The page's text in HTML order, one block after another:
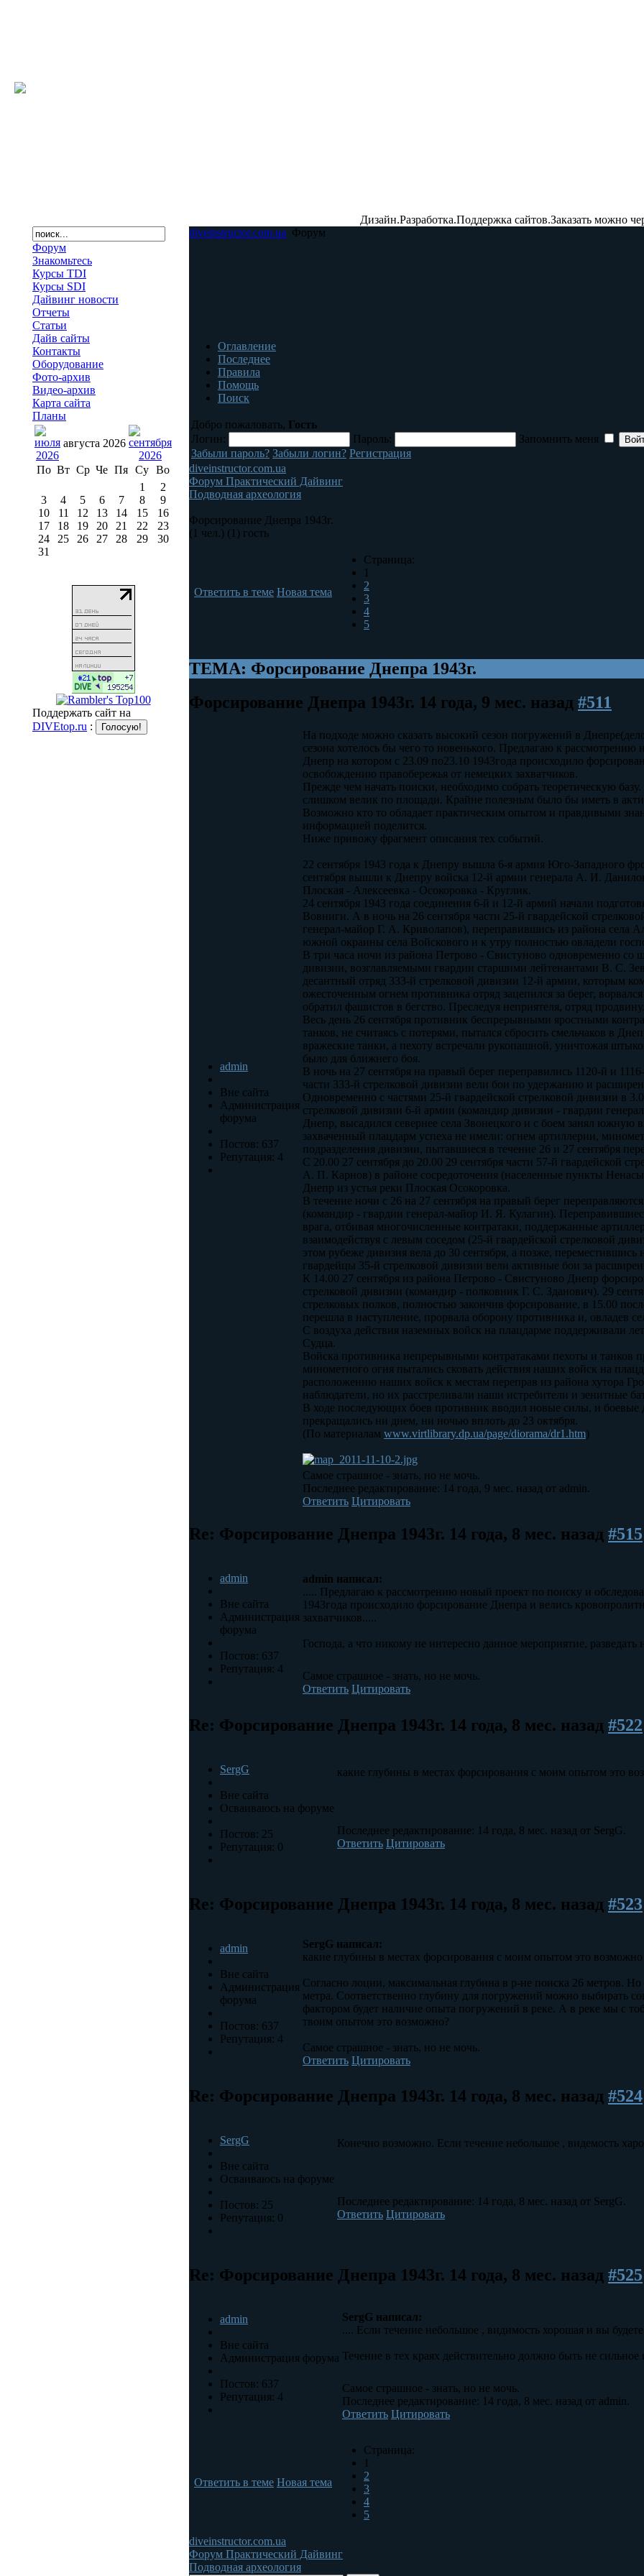
Форум
Знакомьтесь
Курсы TDI
Курсы SDI
Дайвинг новости
Отчеты
Статьи
Дайв сайты
Контакты
Оборудование
Фото-архив
Видео-архив
Карта сайта
Планы
августа 2026
По Вт Ср Че Пя Су Во
1
2
3
4 5 6 7 8
9
10
11 12 13 14 15
16
17
18 19 20 21 22
23
24
25 26 27 28 29
30
31
Поддержать сайт на
DIVEtop.ru :
Дизайн.Разработка.Поддержка сайтов.Заказать можно
diveinstructor.com.ua Форум
Оглавление
Последнее
Правила
Помощь
Поиск
Добро пожаловать, Гость
Логин:
Пароль:
Запомнить меня
Забыли пароль? Забыли логин? Регистрация
diveinstructor.com.ua
Форум Практический Дайвинг
Подводная археология
Форсирование Днепра 1943г.
(1 чел.) (1) гость
Ответить в теме Новая тема
Страница:
1
2
3
4
5
ТЕМА: Форсирование Днепра 1943г.
Форсирование Днепра 1943г. 14 года, 9 мес. назад #511
admin
Вне сайта
Администрация
форума
Постов: 637
Репутация: 4
На подходе можно сказать высокий сезон погружений в
сезона хотелось бы чего то новенького. Предлагаю к
Днепр на котором с 23.09 по23.10 1943года происходило
освобождению правобережья от немецких захватчиков.
Прежде чем начать поиски, необходимо собрать теоретическую
слишком велик по площади. Крайне полезным было бы иметь в
Возможно кто то обладает практическим опытом и правдивыми
информацией поделится.
Ниже привожу фрагмент описания тех событий.
22 сентября 1943 года к Днепру вышла 6-я армия Юго-Западного
сентября вышли к Днепру войска 12-й армии генерала А. И.
Плоская - Алексеевка - Осокоровка - Круглик.
24 сентября 1943 года соединения 6-й и 12-й армий начали
Вовниги. А в ночь на 26 сентября части 25-й гвардейской
генерал-майор Г. А. Криволапов), переправившись из района села
южной окраины села Войскового и к утру полностью овладели
В три часа ночи из района Петрово - Свистуново одновременно со
дивизии, возглавляемыми гвардии старшими лейтенантами В. С.
десантный отряд 333-й стрелковой дивизии 12-й армии, которым
ожесточенным огнем противника отряд зацепился за берег,
обратил фашистов в бегство. Преследуя неприятеля, отряд
Весь день 26 сентября противник беспрерывными яростными
танков, не считаясь с потерями, пытался сбросить смельчаков в
вражеские танки, а пехоту встречали рукопашной, уничтожая
было для ближнего боя.
В ночь на 27 сентября на правый берег переправились 1120-й и
части 333-й стрелковой дивизии вели бои по удержанию и
Одновременно с частями 25-й гвардейской стрелковой дивизии в
стрелковой дивизии 6-й армии (командир дивизии - гвардии
Днепр, высадился севернее села Звонецкого и с боем занял южную
захваченный плацдарм успеха не имели: огнем артиллерии,
подразделения дивизии, пытавшиеся в течение 26 и 27 сентября
С 20.00 27 сентября до 20.00 29 сентября части 57-й гвардейской
А. П. Карнов) в районе сосредоточения (населенные пункты
Днепр из устья реки Плоская Осокоровка.
В течение ночи с 26 на 27 сентября на правый берег
(командир - гвардии генерал-майор И. Я. Кулагин).
врага, отбивая многочисленные контратаки, поддержанные
взаимодействуя с левым соседом (25-й гвардейской стрелковой
этом рубеже дивизия вела до 30 сентября, а позже,
гвардейцы 35-й стрелковой дивизии вели активные бои за
К 14.00 27 сентября из района Петрово - Свистуново Днепр
стрелковой дивизии (командир - полковник Г. С. Зданович). 29
стрелковых полков, полностью закончив форсирование, в 15.00
перешла в наступление, прорвала оборону противника и, овладев
С воздуха действия наземных войск на плацдарме поддерживали
Судца.
Войска противника непрерывными контратаками пехоты и танков
минометного огня пытались сковать действия наших войск на
расположению наших войск к местам переправ из района хутора
наблюдатели, но их расстреливали наши истребители и зенитные
В ходе последующих боев противник вводил новые силы, и боевые
прекращались ни днем, ни ночью вплоть до 23 октября.
(По материалам www.virtlibrary.dp.ua/page/diorama/dr1.htm)
Самое страшное - знать, но не мочь.
Последнее редактирование: 14 года, 9 мес. назад от admin.
Ответить Цитировать
Re: Форсирование Днепра 1943г. 14 года, 8 мес. назад #515
admin
Вне сайта
Администрация
форума
Постов: 637
Репутация: 4
admin написал:
..... Предлагаю к рассмотрению новый проект по поиску и
1943года происходило форсирование Днепра и велись
захватчиков.....
Господа, а что никому не интересно данное мероприятие,
Самое страшное - знать, но не мочь.
Ответить Цитировать
Re: Форсирование Днепра 1943г. 14 года, 8 мес. назад #522
SergG
Вне сайта
Осваиваюсь на форуме
Постов: 25
Репутация: 0
какие глубины в местах форсирования с моим опытом это
Последнее редактирование: 14 года, 8 мес. назад от SergG.
Ответить Цитировать
Re: Форсирование Днепра 1943г. 14 года, 8 мес. назад #523
admin
Вне сайта
Администрация
форума
Постов: 637
Репутация: 4
SergG написал:
какие глубины в местах форсирования с моим опытом это возможно
Согласно лоции, максимальная глубина в р-не поиска 26 метров.
метра. Соответственно глубину для погружений можно выбирать
фактором будет наличие опыта погружений в реке. А в реке мы с
твоим опытом это возможно?
Самое страшное - знать, но не мочь.
Ответить Цитировать
Re: Форсирование Днепра 1943г. 14 года, 8 мес. назад #524
SergG
Вне сайта
Осваиваюсь на форуме
Постов: 25
Репутация: 0
Конечно возможно. Если течение небольшое , видемость
Последнее редактирование: 14 года, 8 мес. назад от SergG.
Ответить Цитировать
Re: Форсирование Днепра 1943г. 14 года, 8 мес. назад #525
admin
Вне сайта
Администрация форума
Постов: 637
Репутация: 4
SergG написал:
.... Если течение небольшое , видимость хорошая и вы
Течение в тех краях действительно должно быть не
Самое страшное - знать, но не мочь.
Последнее редактирование: 14 года, 8 мес. назад от admin.
Ответить Цитировать
Ответить в теме Новая тема
Страница:
1
2
3
4
5
diveinstructor.com.ua
Форум Практический Дайвинг
Подводная археология